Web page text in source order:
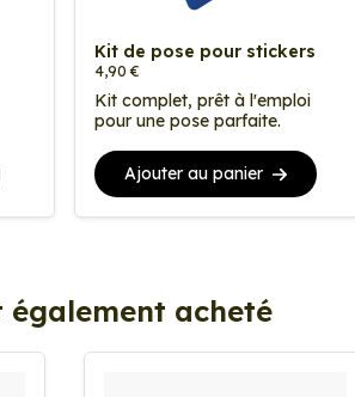
Kit de pose pour stickers
4,90 €
Kit complet, prêt à l'emploi
pour une pose parfaite.
Ajouter au panier
acheté